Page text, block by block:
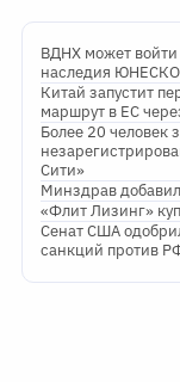
ВДНХ может войти
наследия ЮНЕСКО
Китай запустит
маршрут в ЕС
Более 20 человек
Сити»
Минздрав
«Флит Лизинг»
Сенат США
санкций против